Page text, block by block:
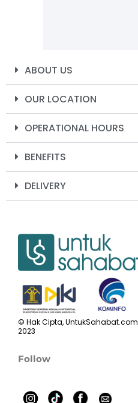
ABOUT US
OUR LOCATION
OPERATIONAL HOURS
BENEFITS
DELIVERY
© Hak Cipta, UntukSahabat.com
2023
Follow